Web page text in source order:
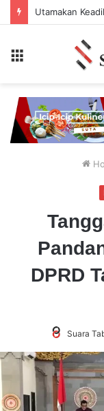
DPRD
Suara